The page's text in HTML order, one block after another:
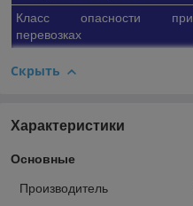
Класс опасности при
перевозках
Скрыть
Характеристики
Основные
Производитель